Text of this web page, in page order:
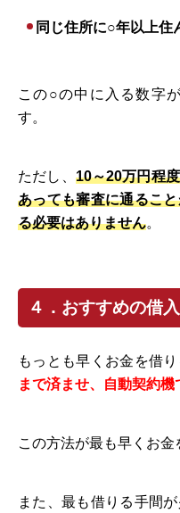
同じ住所に○年以上住
この○の中に入る数字
す。
ただし、 10～20万円程
あっても審査に通るこ
る必要はありません。
４．おすすめの借
もっとも早くお金を借り
まで済ませ、自動契約機
この方法が最も早くお金
また、最も借りる手間が